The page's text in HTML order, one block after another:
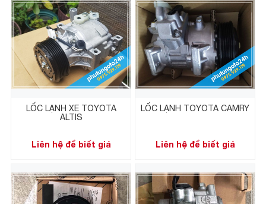
LỐC LẠNH XE TOYOTA
ALTIS
Liên hệ để biết giá
LỐC LẠNH TOYOTA CAMRY
Liên hệ để biết giá